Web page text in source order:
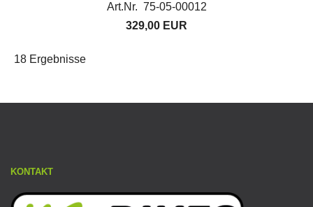
Art.Nr. 75-05-00012
329,00 EUR
18 Ergebnisse
KONTAKT